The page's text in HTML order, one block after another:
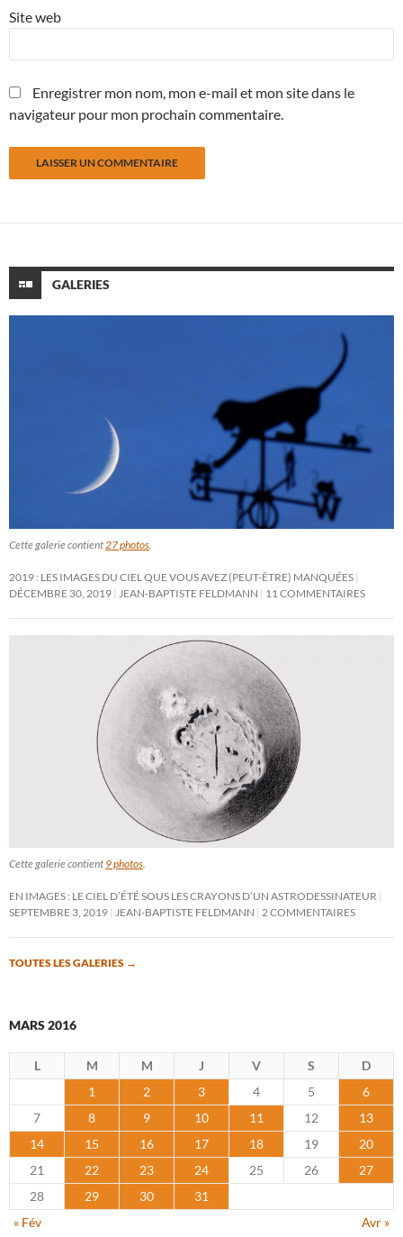
Site web
Enregistrer mon nom, mon e-mail et mon site dans le
navigateur pour mon prochain commentaire.
GALERIES
Cette galerie contient 27 photos
2019 : LES IMAGES DU CIEL QUE VOUS AVEZ (PEUT-ÊTRE) MANQUÉES
DÉCEMBRE 30, 2019
JEAN-BAPTISTE FELDMANN 11 COMMENTAIRES
Cette galerie contient 9 photos.
EN IMAGES : LE CIEL D’ÉTÉ SOUS LES CRAYONS D’UN ASTRODESSINATEUR
SEPTEMBRE 3, 2019 JEAN-BAPTISTE FELDMANN 2 COMMENTAIRES
TOUTES LES GALERIES →
MARS 2016
L M M J V S
D
1
2 3 4 5
6
7
8 9 10 11 12
13
14
15 16 17 18 19
20
21
22 23 24 25 26
27
28
29 30
31
« Fév
Avr »